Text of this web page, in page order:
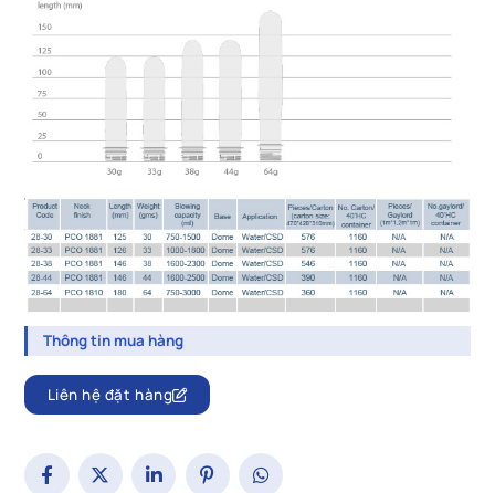
Thông tin mua hàng
Liên hệ đặt hàng